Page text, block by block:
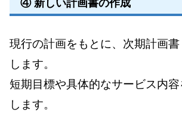
④ 新しい計画書の作成
現行の計画をもとに、次期計画
します。
短期目標や具体的なサービス内
します。